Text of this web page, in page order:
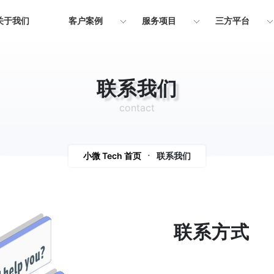
于我们 客户案例 服务项目 三方平台
联系我们
contact
小微 Tech 首页 联系我们
联系方式